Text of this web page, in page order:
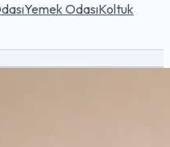
Yemek OdasıKoltuk